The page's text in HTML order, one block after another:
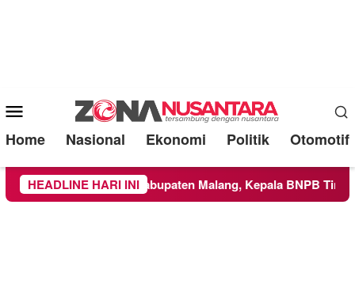
Mobile
Menu
Home Nasional Ekonomi Politik Otomotif
HEADLINE HARI INI
ke Wilayah Kabupaten Malang, Kepala BNPB Tinjau